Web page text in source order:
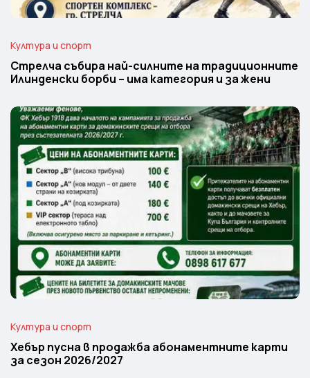
Култура и спорт
Стрелча събира най-силните на традиционните
Илинденски борби – има категория и за жени
Култура и спорт
Хебър пусна в продажба абонаментните карти
за сезон 2026/2027